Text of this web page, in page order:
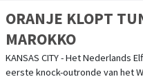
ORANJE KLOPT
MAROKKO
KANSAS CITY - Het Nederlands
eerste knock-outronde van het